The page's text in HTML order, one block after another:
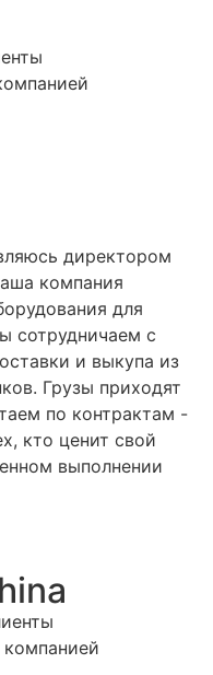
директором
компания
для
сотрудничаем с
и выкупа из
Грузы приходят
по контрактам -
кто ценит свой
выполнении